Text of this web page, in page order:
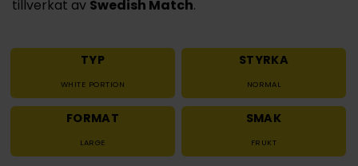
tillverkat av Swedish Match.
TYP
WHITE PORTION
STYRKA
NORMAL
FORMAT
LARGE
SMAK
FRUKT